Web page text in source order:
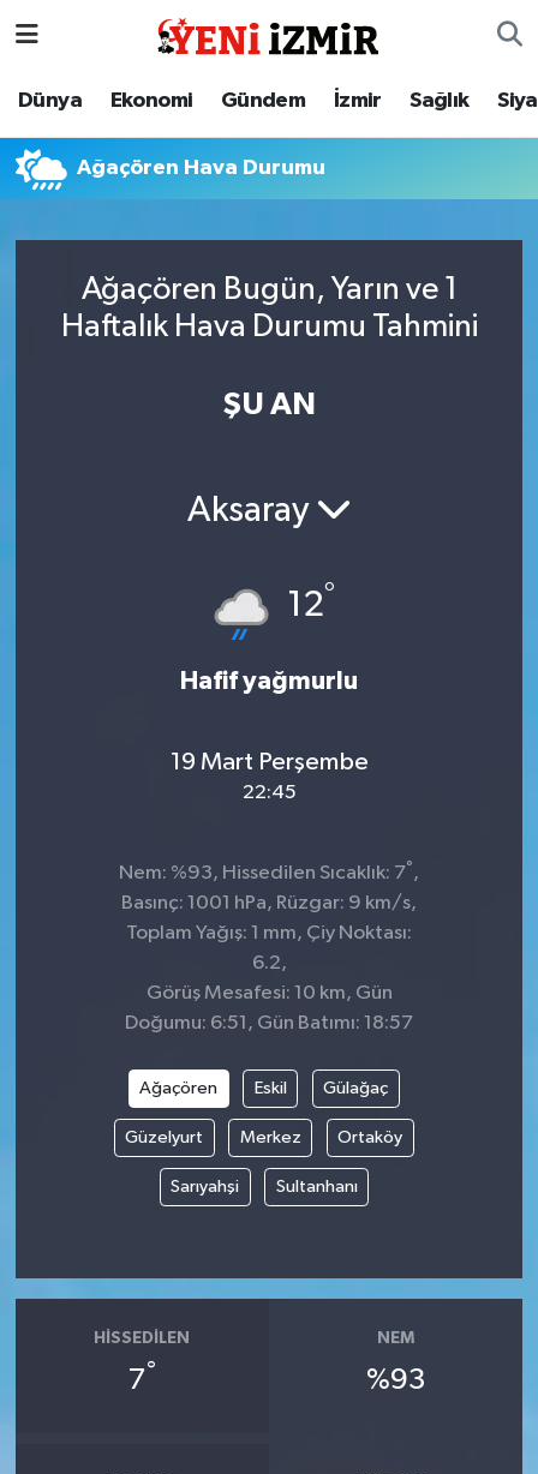
Dünya Ekonomi Gündem İzmir Sağlık
Ağaçören Hava Durumu
Ağaçören Bugün, Yarın ve 1
Haftalık Hava Durumu Tahmini
ŞU AN
Aksaray
12°
Hafif yağmurlu
19 Mart Perşembe
22:45
Nem: %93, Hissedilen Sıcaklık: 7° ,
Basınç: 1001 hPa, Rüzgar: 9 km/s,
Toplam Yağış: 1 mm, Çiy Noktası:
6.2,
Görüş Mesafesi: 10 km, Gün
Doğumu: 6:51, Gün Batımı: 18:57
Ağaçören Eskil Gülağaç
Güzelyurt Merkez Ortaköy
Sarıyahşi Sultanhanı
HISSEDILEN
7°
NEM
%93
Dünya
İzmir
Sağlık
Resmi İlanlar
İzmir Nöbetçi Eczaneler
İzmir Trafik Yoğunluk Haritası
Süper Lig Puan Durumu ve Fikstür